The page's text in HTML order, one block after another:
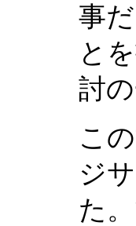
事
と
討
こ
ジ
た